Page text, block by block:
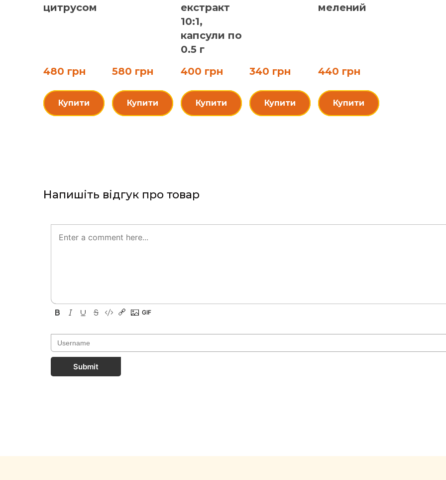
цитрусом
480 грн
Купити
580 грн
Купити
екстракт
10:1,
капсули по
0.5 г
400 грн
Купити
340 грн
Купити
мелений
440 грн
Купити
Напишіть відгук про товар
Submit